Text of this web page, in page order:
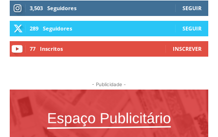
3,503 Seguidores SEGUIR
289 Seguidores SEGUIR
77 Inscritos INSCREVER
- Publicidade -